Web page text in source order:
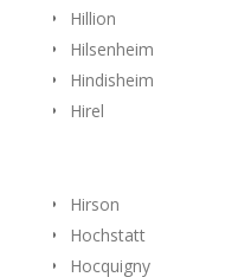
Hillion
Hilsenheim
Hindisheim
Hirel
Hirson
Hochstatt
Hocquigny